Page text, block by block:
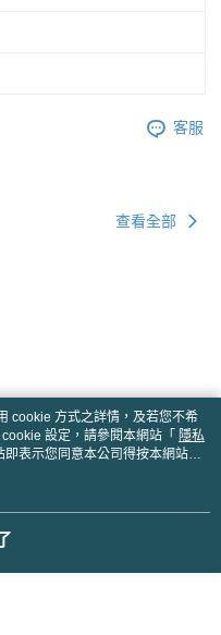
客服
查看全部
cookie 方式之詳情，及若您不希
設定，請參閱本網站「 隱私
表示您同意本公司得按本網站使